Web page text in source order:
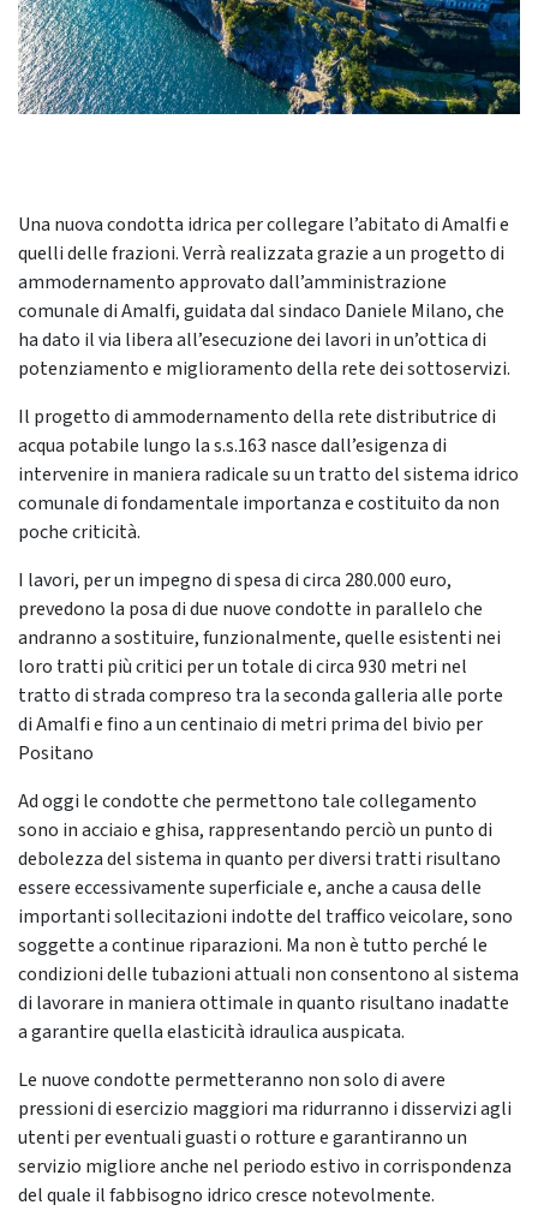
Una nuova condotta idrica per collegare l’abitato di Amalfi e
quelli delle frazioni. Verrà realizzata grazie a un progetto di
ammodernamento approvato dall’amministrazione
comunale di Amalfi, guidata dal sindaco Daniele Milano, che
ha dato il via libera all’esecuzione dei lavori in un’ottica di
potenziamento e miglioramento della rete dei sottoservizi.
Il progetto di ammodernamento della rete distributrice di
acqua potabile lungo la s.s.163 nasce dall’esigenza di
intervenire in maniera radicale su un tratto del sistema idrico
comunale di fondamentale importanza e costituito da non
poche criticità.
I lavori, per un impegno di spesa di circa 280.000 euro,
prevedono la posa di due nuove condotte in parallelo che
andranno a sostituire, funzionalmente, quelle esistenti nei
loro tratti più critici per un totale di circa 930 metri nel
tratto di strada compreso tra la seconda galleria alle porte
di Amalfi e fino a un centinaio di metri prima del bivio per
Positano
Ad oggi le condotte che permettono tale collegamento
sono in acciaio e ghisa, rappresentando perciò un punto di
debolezza del sistema in quanto per diversi tratti risultano
essere eccessivamente superficiale e, anche a causa delle
importanti sollecitazioni indotte del traffico veicolare, sono
soggette a continue riparazioni. Ma non è tutto perché le
condizioni delle tubazioni attuali non consentono al sistema
di lavorare in maniera ottimale in quanto risultano inadatte
a garantire quella elasticità idraulica auspicata.
Le nuove condotte permetteranno non solo di avere
pressioni di esercizio maggiori ma ridurranno i disservizi agli
utenti per eventuali guasti o rotture e garantiranno un
servizio migliore anche nel periodo estivo in corrispondenza
del quale il fabbisogno idrico cresce notevolmente.